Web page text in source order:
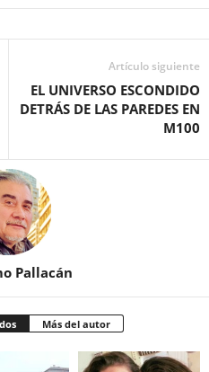
Artículo siguiente
EL UNIVERSO ESCONDIDO
DETRÁS DE LAS PAREDES EN
M100
Pallacán
Más del autor